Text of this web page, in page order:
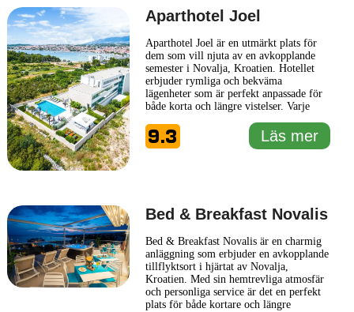
Aparthotel Joel
Aparthotel Joel är en utmärkt plats för
dem som vill njuta av en avkopplande
semester i Novalja, Kroatien. Hotellet
erbjuder rymliga och bekväma
lägenheter som är perfekt anpassade för
både korta och längre vistelser. Varje
bekvämligheter som kök, privat badrum
och luftkonditionering, vilket ger en
9.3 Läs mer
Bed & Breakfast Novalis
Bed & Breakfast Novalis är en charmig
anläggning som erbjuder en avkopplande
tillflyktsort i hjärtat av Novalja,
Kroatien. Med sin hemtrevliga atmosfär
och personliga service är det en perfekt
plats för både kortare och längre